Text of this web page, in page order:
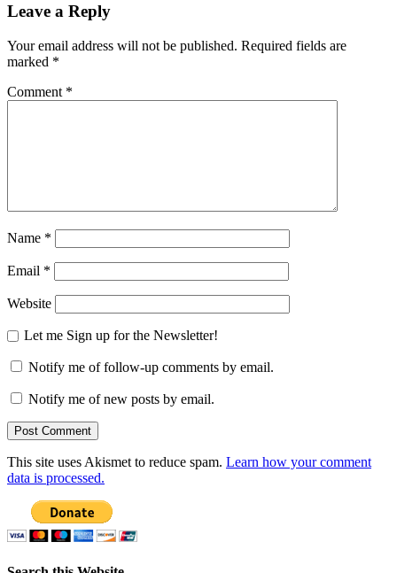
Leave a Reply
Your email address will not be published. Required fields are
marked *
Comment *
Name *
Email *
Website
Let me Sign up for the Newsletter!
Notify me of follow-up comments by email.
Notify me of new posts by email.
This site uses Akismet to reduce spam. Learn how your comment
data is processed.